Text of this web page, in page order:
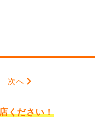
次へ
ください！